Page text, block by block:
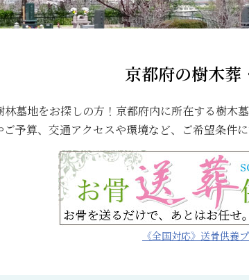
京都府の樹木葬
林墓地をお探しの方！京都府内に所在する樹木
予算、交通アクセスや環境など、ご希望条件
《全国対応》送骨供養